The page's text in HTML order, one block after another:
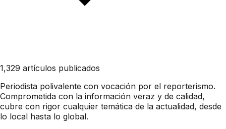
1,329 artículos publicados
Periodista polivalente con vocación por el reporterismo.
Comprometida con la información veraz y de calidad,
cubre con rigor cualquier temática de la actualidad, desde
lo local hasta lo global.